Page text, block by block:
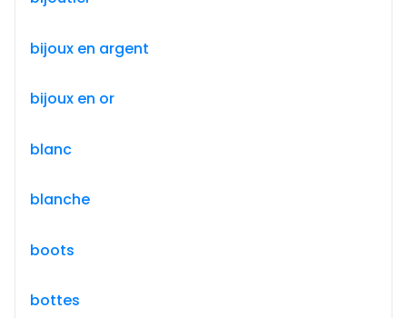
bijoux en argent
bijoux en or
blanc
blanche
boots
bottes